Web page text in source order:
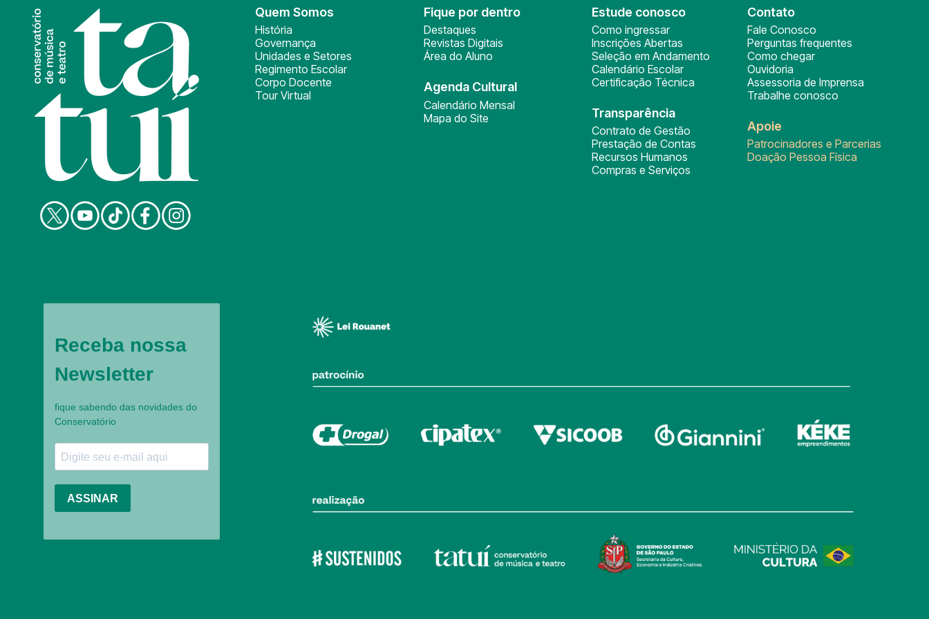
Quem Somos
História
Governança
Unidades e Setores
Regimento Escolar
Corpo Docente
Tour Virtual
Fique por dentro
Destaques
Revistas Digitais
Área do Aluno
Agenda Cultural
Calendário Mensal
Mapa do Site
Estude conosco
Como ingressar
Inscrições Abertas
Seleção em Andamento
Calendário Escolar
Certificação Técnica
Transparência
Contrato de Gestão
Prestação de Contas
Recursos Humanos
Compras e Serviços
Contato
Fale Conosco
Perguntas frequentes
Como chegar
Ouvidoria
Assessoria de Imprensa
Trabalhe conosco
Apoie
Patrocinadores e Parcerias
Doação Pessoa Física